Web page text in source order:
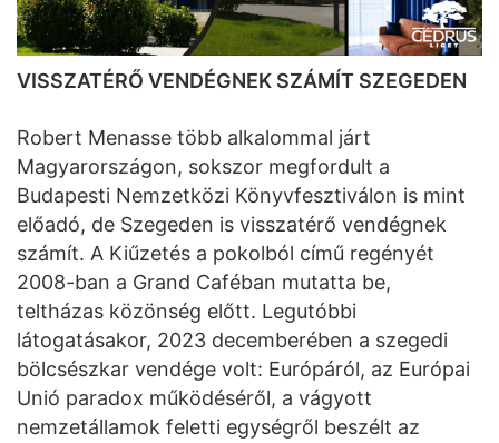
VISSZATÉRŐ VENDÉGNEK SZÁMÍT SZEGEDEN
Robert Menasse több alkalommal járt
Magyarországon, sokszor megfordult a
Budapesti Nemzetközi Könyvfesztiválon is mint
előadó, de Szegeden is visszatérő vendégnek
számít. A Kiűzetés a pokolból című regényét
2008-ban a Grand Caféban mutatta be,
teltházas közönség előtt. Legutóbbi
látogatásakor, 2023 decemberében a szegedi
bölcsészkar vendége volt: Európáról, az Európai
Unió paradox működéséről, a vágyott
nemzetállamok feletti egységről beszélt az